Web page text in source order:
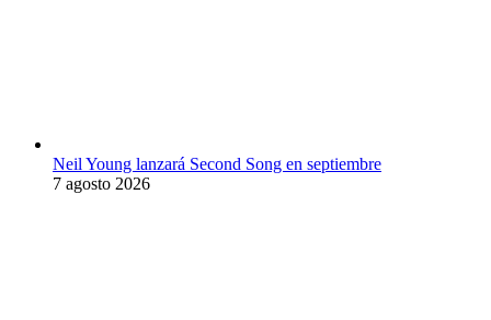
Neil Young lanzará Second Song en septiembre
7 agosto 2026